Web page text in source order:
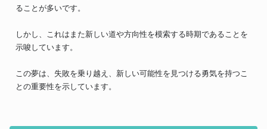
ることが多いです。
しかし、これはまた新しい道や方向性を模索する時期であることを
示唆しています。
この夢は、失敗を乗り越え、新しい可能性を見つける勇気を持つこ
との重要性を示しています。